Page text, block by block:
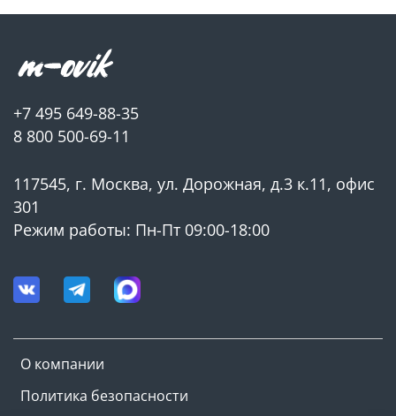
О компании
Политика безопасности
+7 495 649-88-35
8 800 500-69-11
117545, г. Москва, ул. Дорожная, д.3 к.11, офис
301
Режим работы: Пн-Пт 09:00-18:00